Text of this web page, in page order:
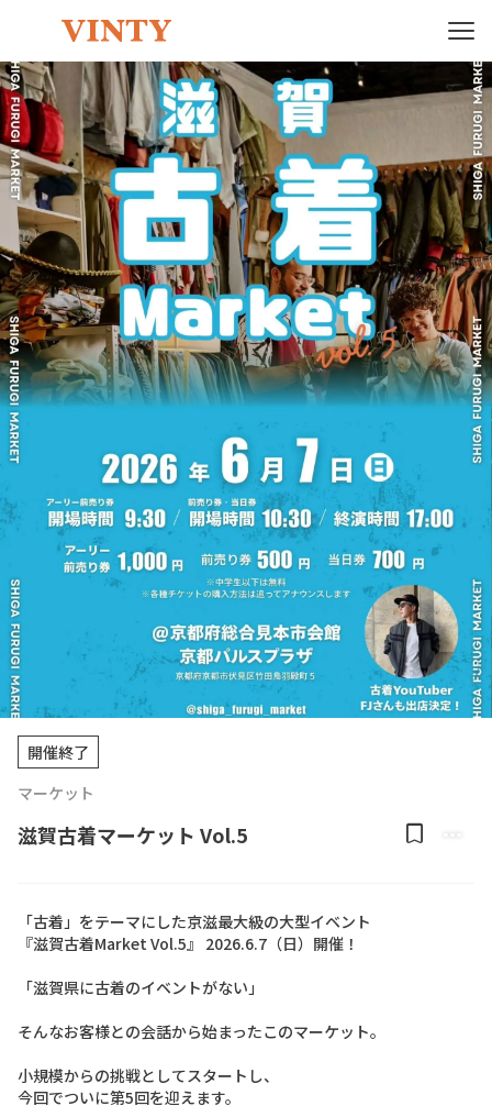
開催終了
マーケット
滋賀古着マーケット Vol.5 bookmark
「古着」をテーマにした京滋最大級の大型イベント
『滋賀古着Market Vol.5』 2026.6.7（日）開催！
「滋賀県に古着のイベントがない」
そんなお客様との会話から始まったこのマーケット。
小規模からの挑戦としてスタートし、
今回でついに第5回を迎えます。